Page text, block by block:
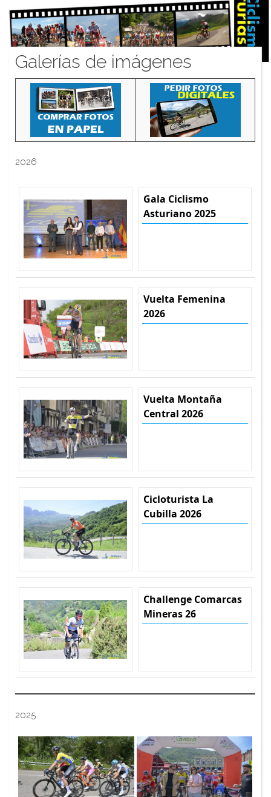
Galerías de imágenes
2026
Gala Ciclismo
Asturiano 2025
Vuelta Femenina
2026
Vuelta Montaña
Central 2026
Cicloturista La
Cubilla 2026
Challenge Comarcas
Mineras 26
2025